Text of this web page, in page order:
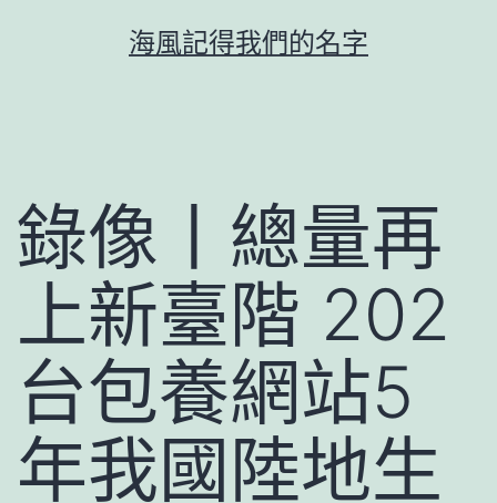
海風記得我們的名字
錄像丨總量再
上新臺階 202
台包養網站5
年我國陸地生